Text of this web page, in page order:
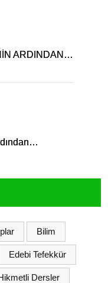
ARDINDAN…
Bilim
Edebi Tefekkür
Dersler